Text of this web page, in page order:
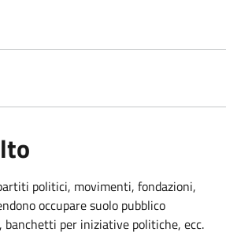
politici, movimenti, fondazioni,
occupare suolo pubblico
per iniziative politiche, ecc.